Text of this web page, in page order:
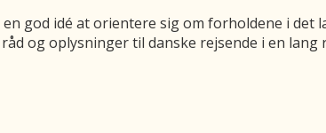
god idé at orientere sig om forholdene i
og oplysninger til danske rejsende i en